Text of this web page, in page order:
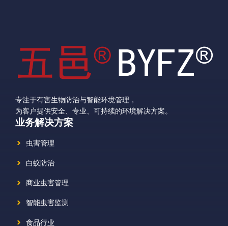
专注于有害生物防治与智能环境管理，
为客户提供安全、专业、可持续的环境解决方案。
业务解决方案
虫害管理
白蚁防治
商业虫害管理
智能虫害监测
食品行业